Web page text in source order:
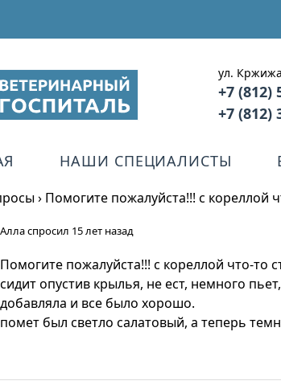
ул.
+7 (812)
+7 (812)
НАШИ СПЕЦИАЛИСТЫ
› Помогите пожалуйста!!! с кореллой
Алласпросил 15 лет назад
Помогите пожалуйста!!! с кореллой что-то
сидит опустив крылья, не ест, немного
добавляла и все было хорошо.
помет был светло салатовый, а теперь